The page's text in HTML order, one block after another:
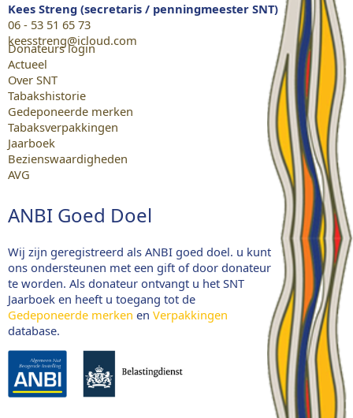
Kees Streng (secretaris / penningmeester SNT)
06 - 53 51 65 73
keesstreng@icloud.com
Donateurs login
Actueel
Over SNT
Tabakshistorie
Gedeponeerde merken
Tabaksverpakkingen
Jaarboek
Bezienswaardigheden
AVG
ANBI Goed Doel
Wij zijn geregistreerd als ANBI goed doel. u kunt
ons ondersteunen met een gift of door donateur
te worden. Als donateur ontvangt u het SNT
Jaarboek en heeft u toegang tot de
Gedeponeerde merken en Verpakkingen
database.